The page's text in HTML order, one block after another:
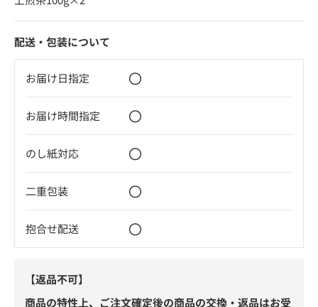
配送・包装について
お届け日指定 〇
お届け時間指定 〇
のし紙対応 〇
二重包装 〇
抱合せ配送 〇
【返品不可】
商品の特性上、ご注文確定後の商品の交換・返品はお受